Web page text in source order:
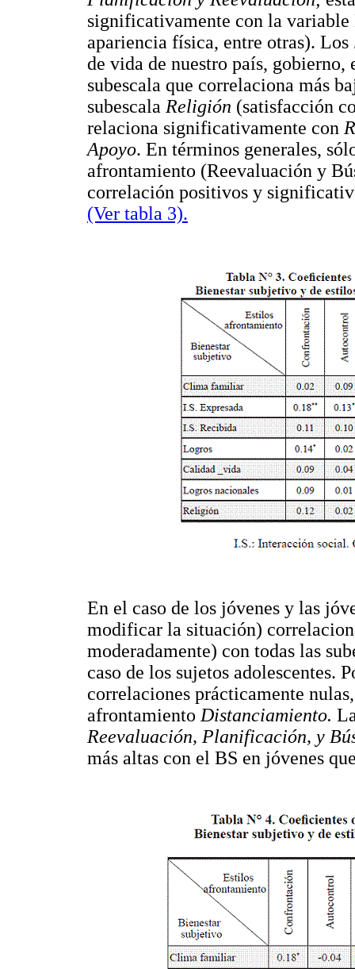
significativamente con la
apariencia física, entre otras). Los
de vida de nuestro país,
subescala que correlaciona más
subescala Religión (satisfacción
relaciona significativamente con
Apoyo. En términos generales,
afrontamiento (Reevaluación y
correlación positivos y
(Ver tabla 3).
En el caso de los jóvenes y las
modificar la situación)
moderadamente) con todas las
caso de los sujetos adolescentes.
correlaciones prácticamente
afrontamiento Distanciamiento.
Reevaluación, Planificación, y
más altas con el BS en jóvenes